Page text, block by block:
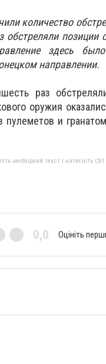
количество
позиции
здесь
направлении.
раз
оружия
пулеметов и
необхідний текст і натисніть
0,0 Оцініть